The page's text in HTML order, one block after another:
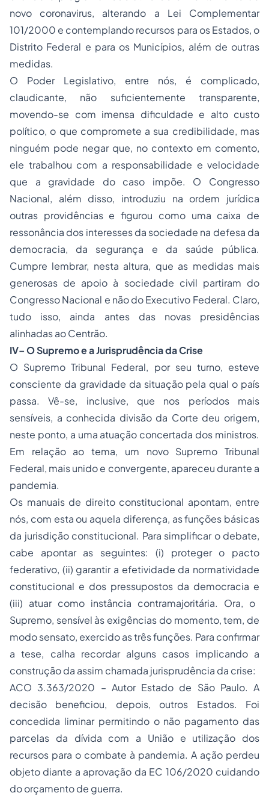
novo coronavirus, alterando a Lei Complementar
101/2000 e contemplando recursos para os Estados, o
Distrito Federal e para os Municípios, além de outras
medidas.
O Poder Legislativo, entre nós, é complicado,
claudicante, não suficientemente transparente,
movendo-se com imensa dificuldade e alto custo
político, o que compromete a sua credibilidade, mas
ninguém pode negar que, no contexto em comento,
ele trabalhou com a responsabilidade e velocidade
que a gravidade do caso impõe. O Congresso
Nacional, além disso, introduziu na ordem jurídica
outras providências e figurou como uma caixa de
ressonância dos interesses da sociedade na defesa da
democracia, da segurança e da saúde pública.
Cumpre lembrar, nesta altura, que as medidas mais
generosas de apoio à sociedade civil partiram do
Congresso Nacional e não do Executivo Federal. Claro,
tudo isso, ainda antes das novas presidências
alinhadas ao Centrão.
IV– O Supremo e aJurisprudência da Crise
O Supremo Tribunal Federal, por seu turno, esteve
consciente da gravidade da situação pela qual o país
passa. Vê-se, inclusive, que nos períodos mais
sensíveis, a conhecida divisão da Corte deu origem,
neste ponto, a uma atuação concertada dos ministros.
Em relação ao tema, um novo Supremo Tribunal
Federal, mais unido e convergente, apareceu durante a
pandemia.
Os manuais de direito constitucional apontam, entre
nós, com esta ou aquela diferença, as funções básicas
da jurisdição constitucional. Para simplificar o debate,
cabe apontar as seguintes: (i) proteger o pacto
federativo, (ii) garantir a efetividade da normatividade
constitucional e dos pressupostos da democracia e
(iii) atuar como instância contramajoritária. Ora, o
Supremo, sensível às exigências do momento, tem, de
modo sensato, exercido as três funções. Para confirmar
a tese, calha recordar alguns casos implicando a
construção da assim chamada jurisprudência da crise:
ACO 3.363/2020 – Autor Estado de São Paulo. A
decisão beneficiou, depois, outros Estados. Foi
concedida liminar permitindo o não pagamento das
parcelas da dívida com a União e utilização dos
recursos para o combate à pandemia. A ação perdeu
objeto diante a aprovação da EC 106/2020 cuidando
do orçamento de guerra.